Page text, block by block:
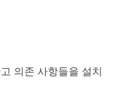
의존 사항들을 설치